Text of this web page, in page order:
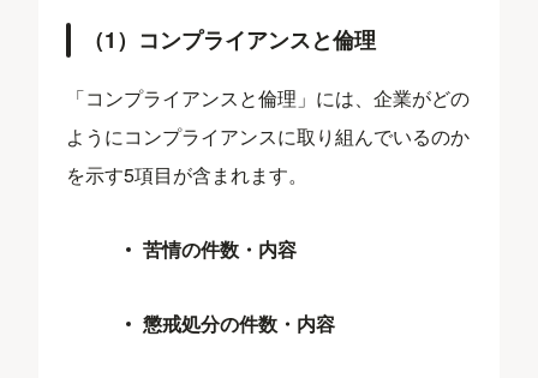
（1）コンプライアンスと倫理
「コンプライアンスと倫理」には、企業がどの
ようにコンプライアンスに取り組んでいるのか
を示す5項目が含まれます。
苦情の件数・内容
懲戒処分の件数・内容